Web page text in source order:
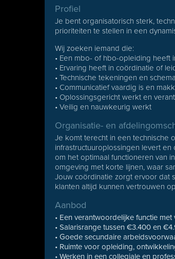
Profiel
Je bent organisatorisch sterk,
prioriteiten te stellen in een
Wij zoeken iemand die:
• Een mbo- of hbo-opleiding heeft
• Ervaring heeft in coördinatie of
• Technische tekeningen en
• Communicatief vaardig is en
• Oplossingsgericht werkt en
• Veilig en nauwkeurig werkt
Organisatie- en
Je komt terecht in een technische
infrastructuuroplossingen levert
om het optimaal functioneren van
omgeving met korte lijnen, waar
Jouw coördinatie zorgt ervoor dat
klanten altijd kunnen vertrouwen
Aanbod
• Een verantwoordelijke functie
• Salarisrange tussen €3.400 en
• Goede secundaire
• Ruimte voor opleiding,
• Werken in een collegiale en